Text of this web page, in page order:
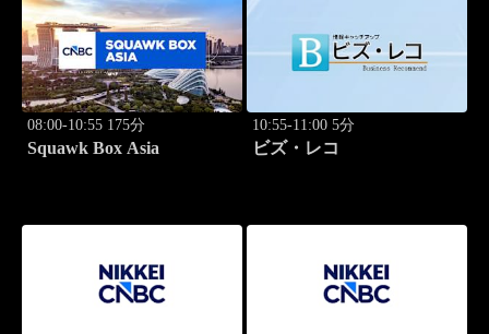
08:00-10:55 175分
Squawk Box Asia
10:55-11:00 5分
ビズ・レコ